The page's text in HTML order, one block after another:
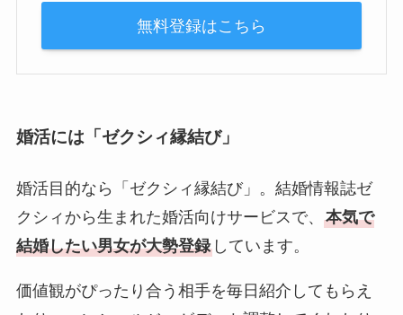
無料登録はこちら
婚活には「ゼクシィ縁結び」
婚活目的なら「ゼクシィ縁結び」。結婚情報誌ゼ
クシィから生まれた婚活向けサービスで、 本気で
結婚したい男女が大勢登録しています。
価値観がぴったり合う相手を毎日紹介してもらえ